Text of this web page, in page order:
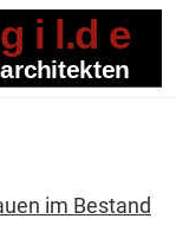
im Bestand